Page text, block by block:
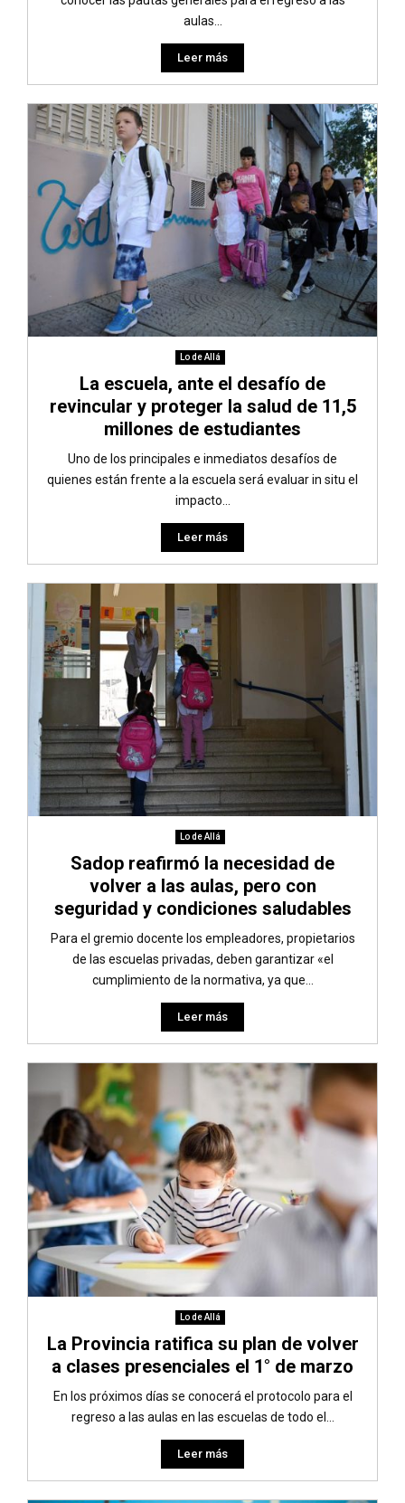
aulas...
Leer más
Lo de Allá
La escuela, ante el desafío de
revincular y proteger la salud de 11,5
millones de estudiantes
Uno de los principales e inmediatos desafíos de
quienes están frente a la escuela será evaluar in situ el
impacto...
Leer más
Lo de Allá
Sadop reafirmó la necesidad de
volver a las aulas, pero con
seguridad y condiciones saludables
Para el gremio docente los empleadores, propietarios
de las escuelas privadas, deben garantizar «el
cumplimiento de la normativa, ya que...
Leer más
Lo de Allá
La Provincia ratifica su plan de volver
a clases presenciales el 1° de marzo
En los próximos días se conocerá el protocolo para el
regreso a las aulas en las escuelas de todo el...
Leer más